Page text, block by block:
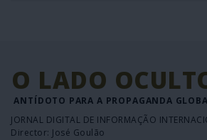
O LADO
ANTÍDOTO PARA A PROPAGANDA
JORNAL DIGITAL DE INFORMAÇÃO
Director: José Goulão